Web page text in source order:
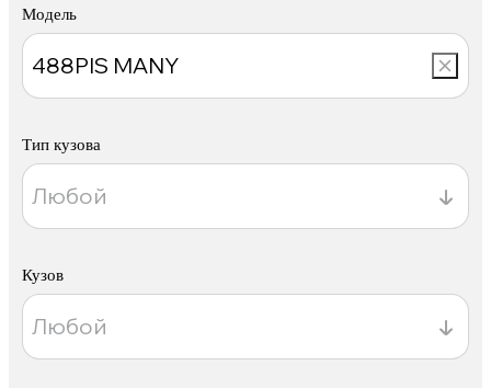
Модель
Тип кузова
Кузов